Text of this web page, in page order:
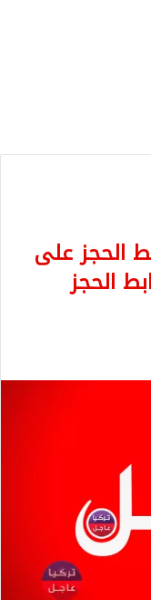
الحجز على
الأضحى 2021 (رابط الحجز